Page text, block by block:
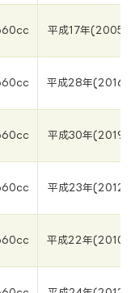
平成17年(2005
平成28年(2016
平成30年(2019
平成23年(2012
平成22年(2010